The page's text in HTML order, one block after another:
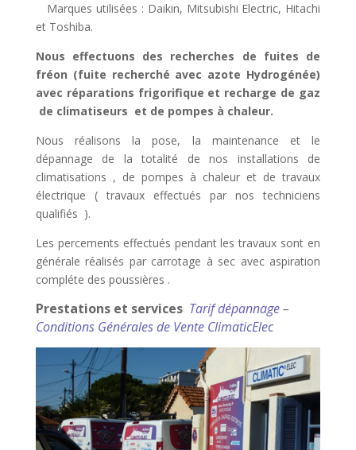
Marques utilisées : Daikin, Mitsubishi Electric, Hitachi
et Toshiba.
Nous effectuons des recherches de fuites de
fréon (fuite recherché avec azote Hydrogénée)
avec réparations frigorifique et recharge de gaz
de climatiseurs et de pompes à chaleur.
Nous réalisons la pose, la maintenance et le
dépannage de la totalité de nos installations de
climatisations , de pompes à chaleur et de travaux
électrique ( travaux effectués par nos techniciens
qualifiés ).
Les percements effectués pendant les travaux sont en
générale réalisés par carrotage à sec avec aspiration
compléte des poussières .
Prestations et services Tarif dépannage–
Conditions Générales de Vente ClimaticElec